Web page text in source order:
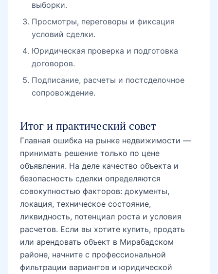
выборки.
Просмотры, переговоры и фиксация
условий сделки.
Юридическая проверка и подготовка
договоров.
Подписание, расчеты и постсделочное
сопровождение.
Итог и практический совет
Главная ошибка на рынке недвижимости —
принимать решение только по цене
объявления. На деле качество объекта и
безопасность сделки определяются
совокупностью факторов: документы,
локация, техническое состояние,
ликвидность, потенциал роста и условия
расчетов. Если вы хотите купить, продать
или арендовать объект в Мирабадском
районе, начните с профессиональной
фильтрации вариантов и юридической